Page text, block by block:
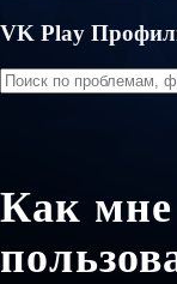
VK Play
Как мне